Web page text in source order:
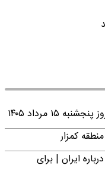
مرداد ۱۴۰۵
کمزار
ایران | برای